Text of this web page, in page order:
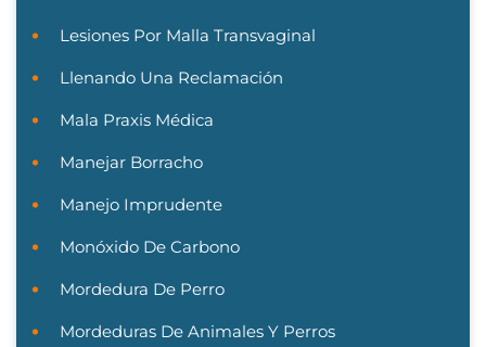
Lesiones Por Malla Transvaginal
Llenando Una Reclamación
Mala Praxis Médica
Manejar Borracho
Manejo Imprudente
Monóxido De Carbono
Mordedura De Perro
Mordeduras De Animales Y Perros